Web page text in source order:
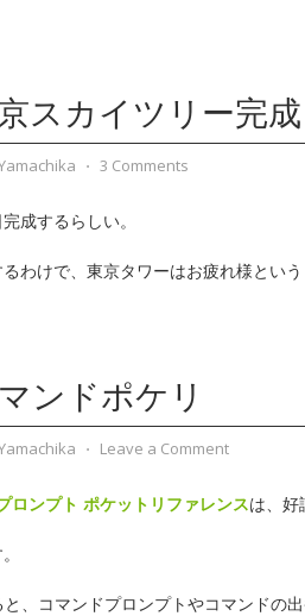
スカイツリー完成
⋅ 3 Comments
成するらしい。
わけで、東京タワーはお疲れ様とい
ンドポケリ
⋅ Leave a Comment
ロンプト ポケットリファレンスは、好
、コマンドプロンプトやコマンドの